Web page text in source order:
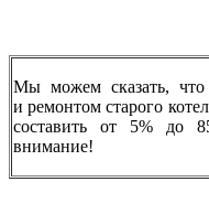
Мы можем сказать,
и ремонтом старого
составить от 5% до
внимание!